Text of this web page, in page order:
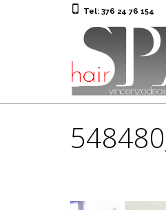
Tel: 376 24 76 154